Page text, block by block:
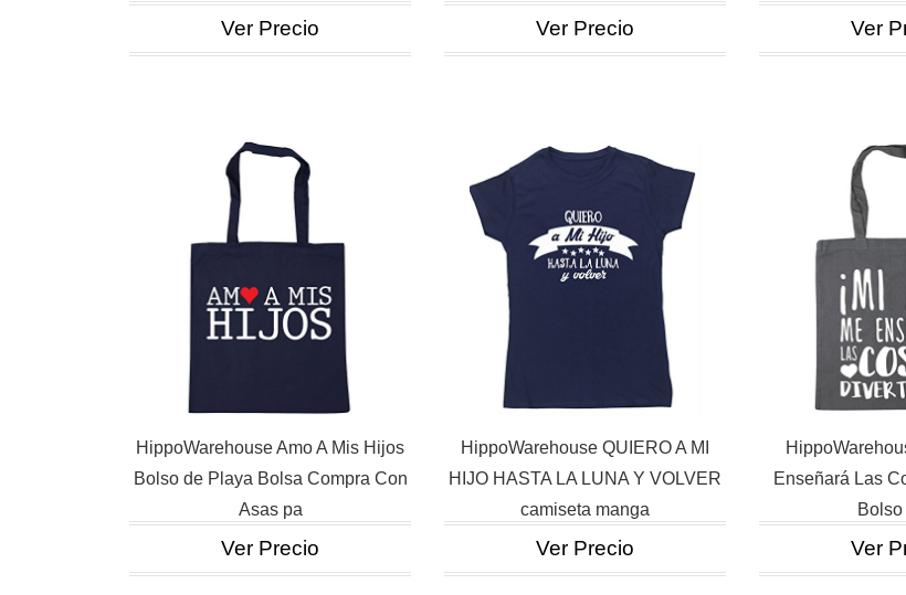
Ver Precio Ver Precio Ver
HippoWarehouse Amo A Mis Hijos
Bolso de Playa Bolsa Compra Con
Asas pa
Ver Precio
HippoWarehouse QUIERO A MI
HIJO HASTA LA LUNA Y VOLVER
camiseta manga
Ver Precio
Enseñará Las
Ver